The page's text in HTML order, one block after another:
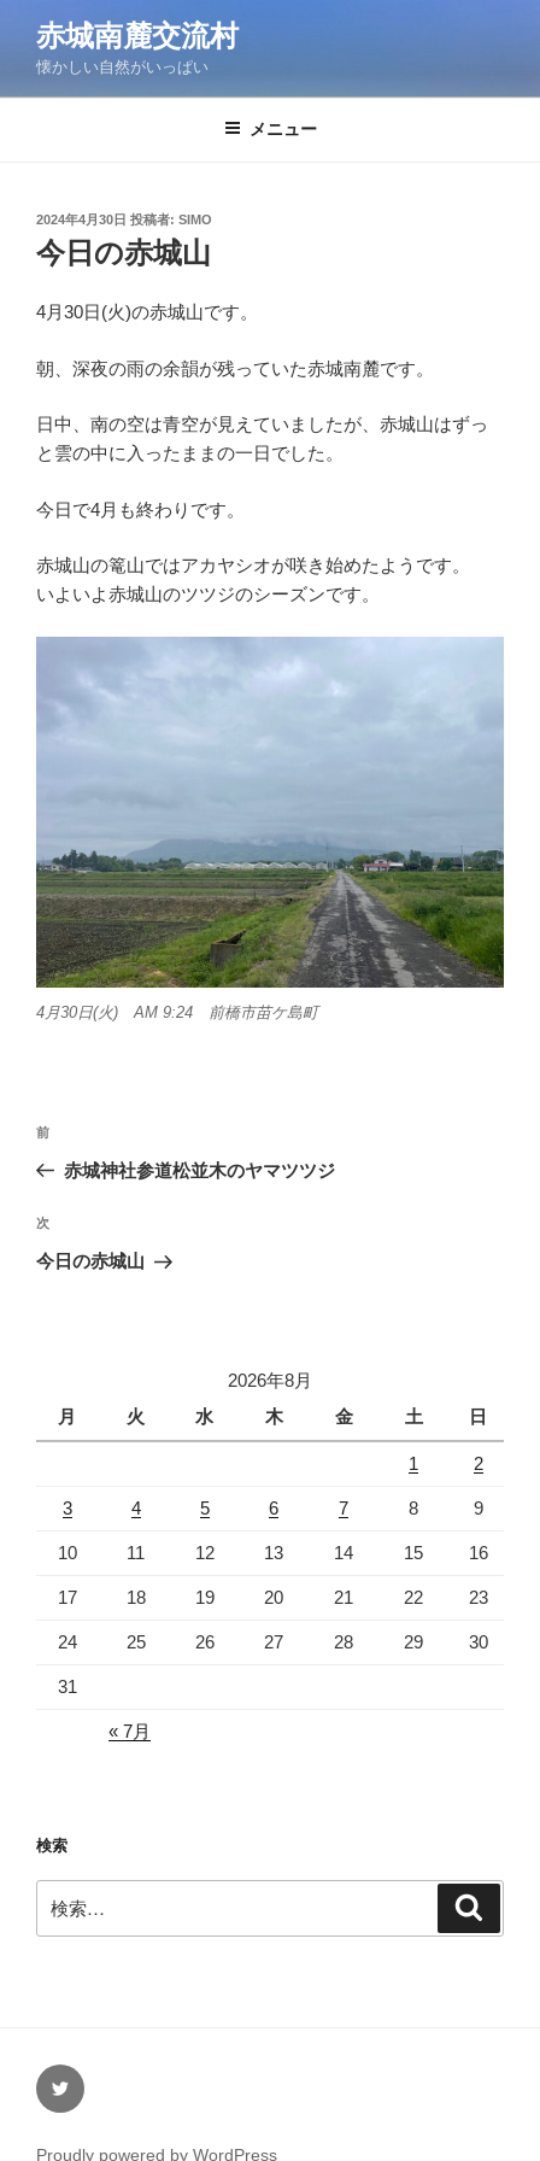
ン
赤城南麓交流村
懐かしい自然がいっぱい
メニュー
投
稿
日:
2024年4月30日 投稿者: SIMO
今日の赤城山
4月30日(火)の赤城山です。
朝、深夜の雨の余韻が残っていた赤城南麓です。
日中、南の空は青空が見えていましたが、赤城山はずっ
と雲の中に入ったままの一日でした。
今日で4月も終わりです。
赤城山の篭山ではアカヤシオが咲き始めたようです。
いよいよ赤城山のツツジのシーズンです。
4月30日(火) AM 9:24 前橋市苗ケ島町
投
ビ
ゲ
前
の
稿
前
赤城神社参道松並木のヤマツツジ
次
の
次
今日の赤城山
2026年8月
月
火 水 木 金 土 日
1 2
3 4 5 6 7 8 9
10 11 12 13 14 15 16
17 18 19 20 21 22 23
24 25 26 27 28 29 30
31
« 7月
検索
索:
Twitter
Proudly powered by WordPress